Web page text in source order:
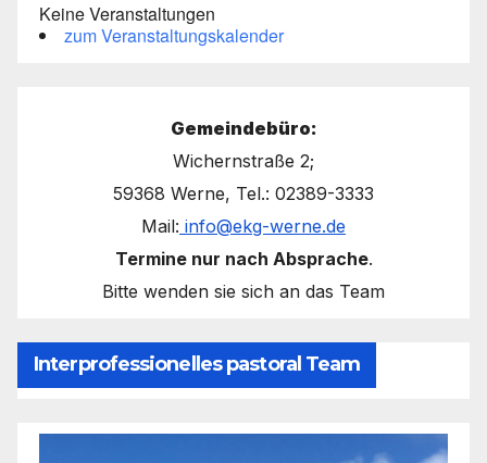
Keine Veranstaltungen
zum Veranstaltungskalender
Gemeindebüro:
Wichernstraße 2;
59368 Werne, Tel.: 02389-3333
Mail: info@ekg-werne.de
Termine nur nach Absprache.
Bitte wenden sie sich an das Team
Interprofessionelles pastoral Team